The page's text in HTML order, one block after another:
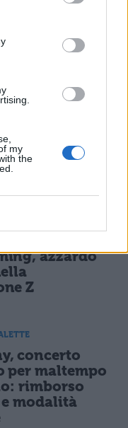
my
the
i social ai
anni dal 1°
controllo
su
azzardo
Z
concerto
per maltempo
rimborso
modalità